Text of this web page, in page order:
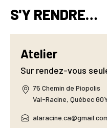
S'Y RENDRE…
Atelier
Sur rendez-vous
75 Chemin de Piopolis
Val-Racine, Québec